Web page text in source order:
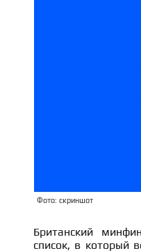
Фото: скриншот
Британский
список, в который